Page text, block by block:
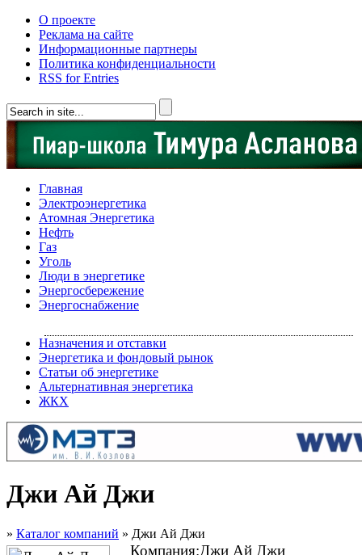
О проекте
Реклама на сайте
Информационные партнеры
Политика конфиденциальности
RSS for Entries
Главная
Электроэнергетика
Атомная Энергетика
Нефть
Газ
Уголь
Люди в энергетике
Энергосбережение
Энергоснабжение
Назначения и отставки
Энергетика и фондовый рынок
Статьи об энергетике
Альтернативная энергетика
ЖКХ
Джи Ай Джи
» Каталог компаний » Джи Ай Джи
Компания:Джи Ай Джи